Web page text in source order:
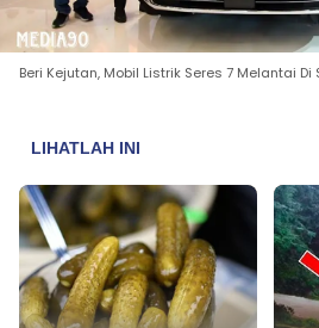
Beri Kejutan, Mobil Listrik Seres 7 Melantai Di